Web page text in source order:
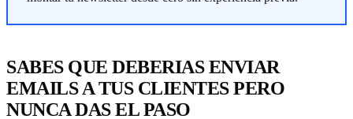
SABES QUE DEBERIAS ENVIAR
EMAILS A TUS CLIENTES PERO
NUNCA DAS EL PASO